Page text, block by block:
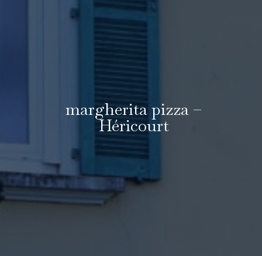
margherita pizza –
Héricourt